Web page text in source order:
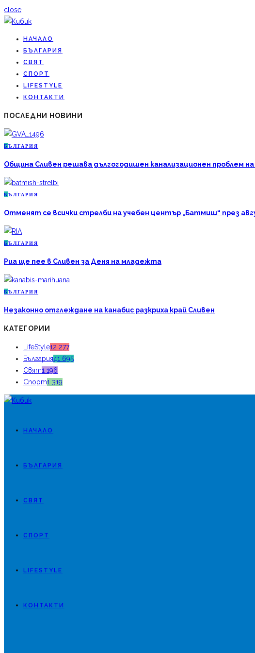
close
НАЧАЛО
БЪЛГАРИЯ
СВЯТ
СПОРТ
LIFESTYLE
КОНТАКТИ
ПОСЛЕДНИ НОВИНИ
Б ЪЛГАРИЯ
Община Сливен решава дългогодишен канализационен проблем на
Б ЪЛГАРИЯ
Отменят се всички стрелби на учебен център „Батмиш“ през
Б ЪЛГАРИЯ
Риа ще пее в Сливен за Деня на младежта
Б ЪЛГАРИЯ
Незаконно отглеждане на канабис разкриха край Сливен
КАТЕГОРИИ
LifeStyle12 277
България41 695
Свят1 196
Спорт1 319
НАЧАЛО
БЪЛГАРИЯ
СВЯТ
СПОРТ
LIFESTYLE
КОНТАКТИ